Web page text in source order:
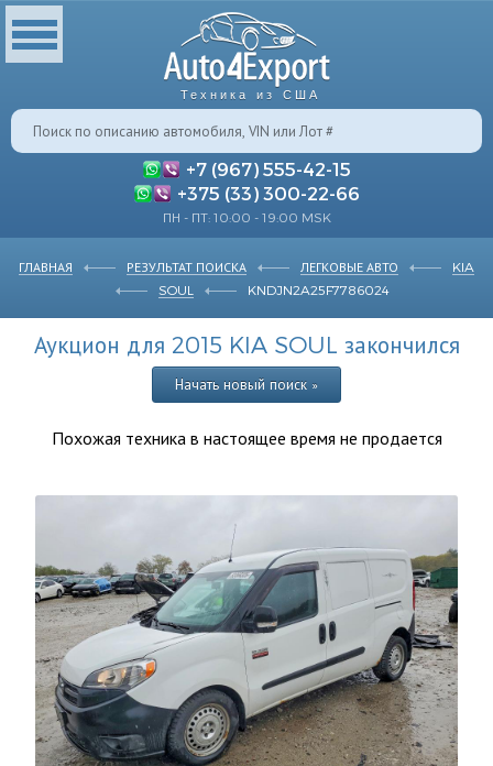
Техника из США
+7 (967) 555-42-15
+375 (33) 300-22-66
ПН - ПТ: 10:00 - 19:00 MSK
ГЛАВНАЯ РЕЗУЛЬТАТ ПОИСКА ЛЕГКОВЫЕ АВТО
KIA
SOUL
KNDJN2A25F7786024
Аукцион для 2015 KIA SOUL закончился
Начать новый поиск »
Похожая техника в настоящее время не продается